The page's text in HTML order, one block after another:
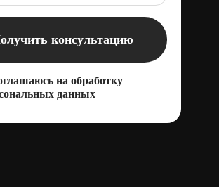
консультацию
на обработку
данных